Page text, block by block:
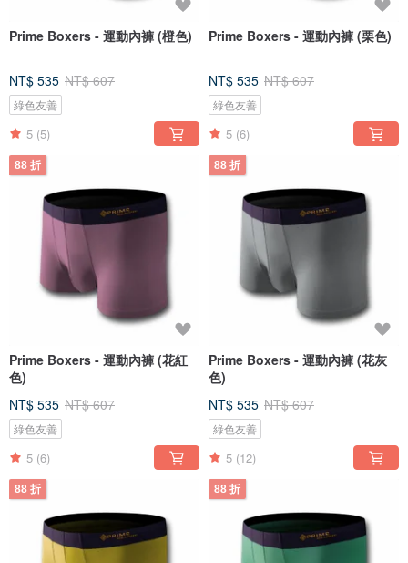
Prime Boxers - 運動內褲 (橙色)
NT$ 535 NT$ 607
綠色友善
5 (5)
Prime Boxers - 運動內褲 (栗色)
NT$ 535 NT$ 607
綠色友善
5 (6)
88 折
Prime Boxers - 運動內褲 (花紅
色)
NT$ 535 NT$ 607
綠色友善
5 (6)
88 折
Prime Boxers - 運動內褲 (花灰
色)
NT$ 535 NT$ 607
綠色友善
5 (12)
88 折 88 折